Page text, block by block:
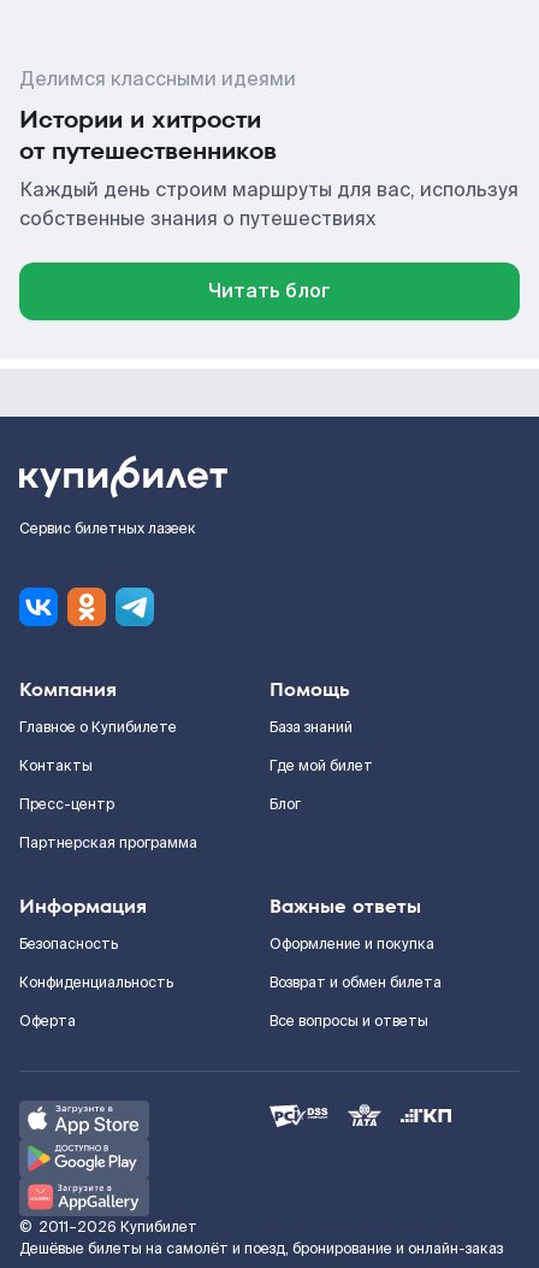
Делимся классными идеями
Истории и хитрости
от путешественников
Каждый день строим маршруты для вас, используя
собственные знания о путешествиях
Читать блог
Сервис билетных лазеек
Компания
Главное о Купибилете
Контакты
Пресс-центр
Партнерская программа
Помощь
База знаний
Где мой билет
Блог
Информация
Безопасность
Конфиденциальность
Оферта
Важные ответы
Оформление и покупка
Возврат и обмен билета
Все вопросы и ответы
© 2011–2026 Купибилет
Дешёвые билеты на самолёт и поезд, бронирование и онлайн-заказ